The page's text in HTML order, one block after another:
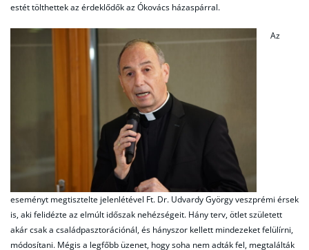
estét tölthettek az érdeklődők az Ókovács házaspárral.
Az
eseményt megtisztelte jelenlétével Ft. Dr. Udvardy György veszprémi érsek
is, aki felidézte az elmúlt időszak nehézségeit. Hány terv, ötlet született
akár csak a családpasztorációnál, és hányszor kellett mindezeket felülírni,
módosítani. Mégis a legfőbb üzenet, hogy soha nem adták fel, megtalálták